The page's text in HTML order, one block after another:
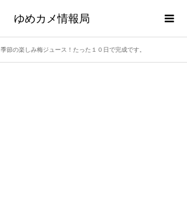
ゆめカメ情報局
季節の楽しみ梅ジュース！たった１０日で完成です。